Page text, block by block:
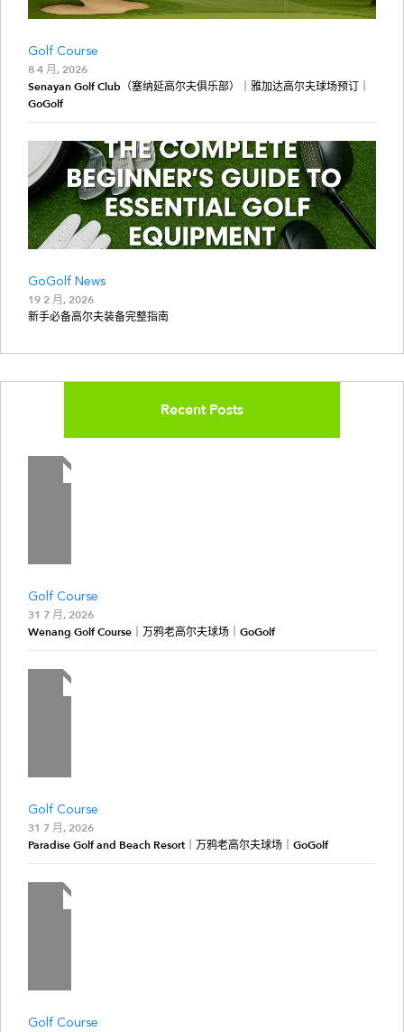
Golf Course
8 4 月, 2026
Senayan Golf Club（塞纳延高尔夫俱乐部）｜雅加达高尔夫球场预订｜
GoGolf
GoGolf News
19 2 月, 2026
新手必备高尔夫装备完整指南
Recent Posts
Golf Course
31 7 月, 2026
Wenang Golf Course｜万鸦老高尔夫球场｜GoGolf
Golf Course
31 7 月, 2026
Paradise Golf and Beach Resort｜万鸦老高尔夫球场｜GoGolf
Golf Course